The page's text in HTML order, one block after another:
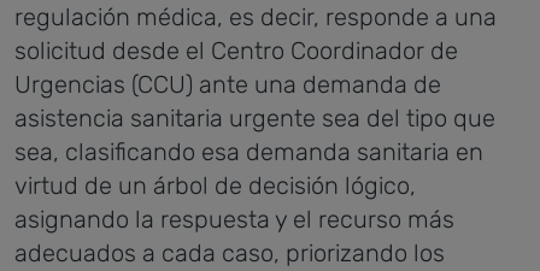
regulación médica, es decir, responde a una
solicitud desde el Centro Coordinador de
Urgencias (CCU) ante una demanda de
asistencia sanitaria urgente sea del tipo que
sea, clasificando esa demanda sanitaria en
virtud de un árbol de decisión lógico,
asignando la respuesta y el recurso más
adecuados a cada caso, priorizando los